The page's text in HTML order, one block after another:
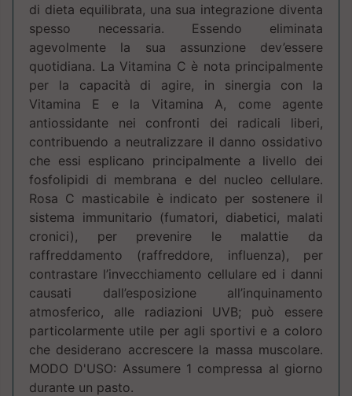
di dieta equilibrata, una sua integrazione diventa
spesso necessaria. Essendo eliminata
agevolmente la sua assunzione dev’essere
quotidiana. La Vitamina C è nota principalmente
per la capacità di agire, in sinergia con la
Vitamina E e la Vitamina A, come agente
antiossidante nei confronti dei radicali liberi,
contribuendo a neutralizzare il danno ossidativo
che essi esplicano principalmente a livello dei
fosfolipidi di membrana e del nucleo cellulare.
Rosa C masticabile è indicato per sostenere il
sistema immunitario (fumatori, diabetici, malati
cronici), per prevenire le malattie da
raffreddamento (raffreddore, influenza), per
contrastare l’invecchiamento cellulare ed i danni
causati dall’esposizione all’inquinamento
atmosferico, alle radiazioni UVB; può essere
particolarmente utile per agli sportivi e a coloro
che desiderano accrescere la massa muscolare.
MODO D'USO: Assumere 1 compressa al giorno
durante un pasto.